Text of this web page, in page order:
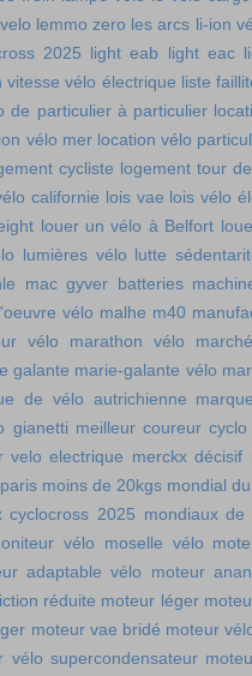
lemmo zero les arcs li-ion
2025 light eab light eac
vitesse vélo électrique liste
de particulier à particulier
vélo mer location vélo
cycliste logement tour
californie lois vae lois vélo
louer un vélo à Belfort
lumières vélo lutte
mac gyver batteries
vélo malhe m40
vélo marathon vélo
galante marie-galante vélo
de vélo autrichienne
gianetti meilleur coureur
velo electrique merckx décisif
moins de 20kgs mondial
cyclocross 2025 mondiaux de
vélo moselle vélo
adaptable vélo
moteur
réduite moteur léger
moteur vae bridé moteur
vélo supercondensateur